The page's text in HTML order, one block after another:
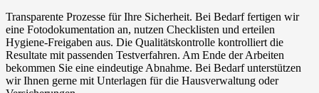
Transparente Prozesse für Ihre Sicherheit. Bei Bedarf fertigen wir
eine Fotodokumentation an, nutzen Checklisten und erteilen
Hygiene-Freigaben aus. Die Qualitätskontrolle kontrolliert die
Resultate mit passenden Testverfahren. Am Ende der Arbeiten
bekommen Sie eine eindeutige Abnahme. Bei Bedarf unterstützen
wir Ihnen gerne mit Unterlagen für die Hausverwaltung oder